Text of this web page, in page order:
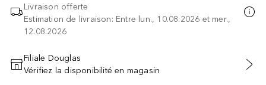
Livraison offerte
Estimation de livraison: Entre lun., 10.08.2026 et mer.,
12.08.2026
AJOUTER AU PANIER
Filiale Douglas
Vérifiez la disponibilité en magasin